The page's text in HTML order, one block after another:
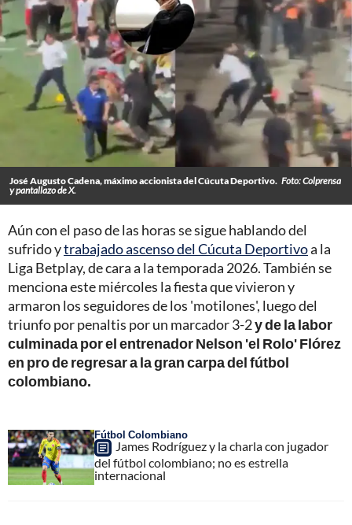
José Augusto Cadena, máximo accionista del Cúcuta Deportivo. Foto: Colprensa
y pantallazo de X.
Aún con el paso de las horas se sigue hablando del
sufrido ytrabajado ascenso del Cúcuta Deportivoa la
Liga Betplay, de cara a la temporada 2026. También se
menciona este miércoles la fiesta que vivieron y
armaron los seguidores de los 'motilones', luego del
triunfo por penaltis por un marcador 3-2y de la labor
culminada por el entrenador Nelson 'el Rolo' Flórez
en pro de regresar a la gran carpa del fútbol
colombiano.
Fútbol Colombiano
James Rodríguez y la charla con jugador
del fútbol colombiano; no es estrella
internacional